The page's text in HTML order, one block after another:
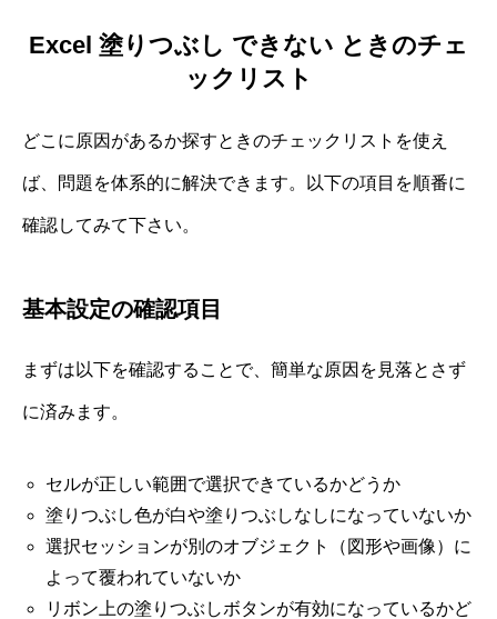
Excel 塗りつぶし できない ときのチェ
ックリスト
どこに原因があるか探すときのチェックリストを使え
ば、問題を体系的に解決できます。以下の項目を順番に
確認してみて下さい。
基本設定の確認項目
まずは以下を確認することで、簡単な原因を見落とさず
に済みます。
セルが正しい範囲で選択できているかどうか
塗りつぶし色が白や塗りつぶしなしになっていないか
選択セッションが別のオブジェクト（図形や画像）に
よって覆われていないか
リボン上の塗りつぶしボタンが有効になっているかど